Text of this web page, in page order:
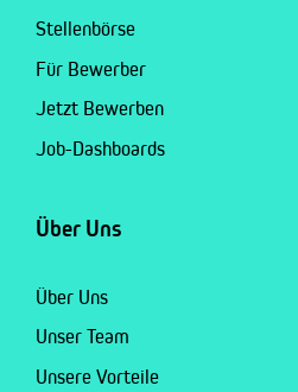
Stellenbörse
Für Bewerber
Jetzt Bewerben
Job-Dashboards
Über Uns
Über Uns
Unser Team
Unsere Vorteile